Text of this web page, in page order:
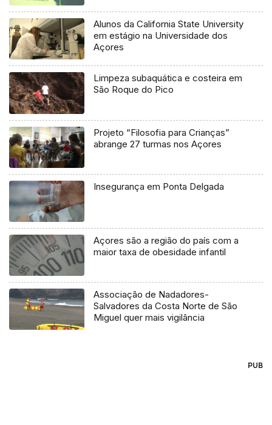
Alunos da California State University
em estágio na Universidade dos
Açores
Limpeza subaquática e costeira em
São Roque do Pico
Projeto “Filosofia para Crianças”
abrange 27 turmas nos Açores
Insegurança em Ponta Delgada
Açores são a região do país com a
maior taxa de obesidade infantil
Associação de Nadadores-
Salvadores da Costa Norte de São
Miguel quer mais vigilância
PUB